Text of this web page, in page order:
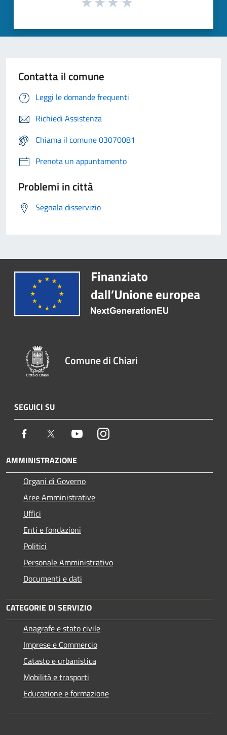
Contatta il comune
Leggi le domande frequenti
Richiedi Assistenza
Chiama il comune 03070081
Prenota un appuntamento
Problemi in città
Segnala disservizio
Comune di Chiari
SEGUICI SU
Facebook Twitter YoutubeInstagram
AMMINISTRAZIONE
Organi di Governo
Aree Amministrative
Uffici
Enti e fondazioni
Politici
Personale Amministrativo
Documenti e dati
CATEGORIE DI SERVIZIO
Anagrafe e stato civile
Imprese e Commercio
Catasto e urbanistica
Mobilità e trasporti
Educazione e formazione